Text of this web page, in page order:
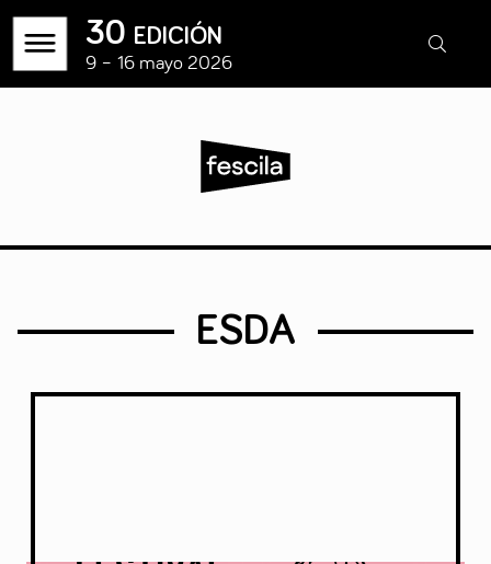
30 edición
9 – 16 mayo 2026
ESDA